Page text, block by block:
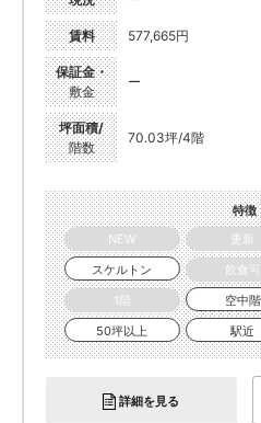
賃料 577,665円
保証金・
敷金
ー
坪面積/
階数
70.03坪/4階
特徴
NEW
更新
スケルトン
飲食可
1階
空中階
50坪以上
駅近
詳細を見る